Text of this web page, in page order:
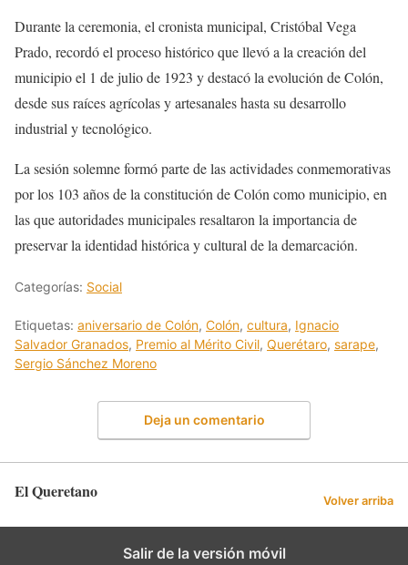
Durante la ceremonia, el cronista municipal, Cristóbal Vega
Prado, recordó el proceso histórico que llevó a la creación del
municipio el 1 de julio de 1923 y destacó la evolución de Colón,
desde sus raíces agrícolas y artesanales hasta su desarrollo
industrial y tecnológico.
La sesión solemne formó parte de las actividades conmemorativas
por los 103 años de la constitución de Colón como municipio, en
las que autoridades municipales resaltaron la importancia de
preservar la identidad histórica y cultural de la demarcación.
Categorías: Social
Etiquetas: aniversario de Colón, Colón, cultura, Ignacio
Salvador Granados, Premio al Mérito Civil, Querétaro, sarape,
Sergio Sánchez Moreno
Deja un comentario
El Queretano Volver arriba
Salir de la versión móvil